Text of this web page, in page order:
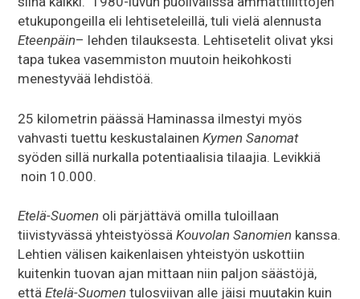
etukupongeilla eli lehtiseteleillä, tuli vielä alennusta
Eteenpäin– lehden tilauksesta. Lehtisetelit olivat yksi
tapa tukea vasemmiston muutoin heikohkosti
menestyvää lehdistöä.
25 kilometrin päässä Haminassa ilmestyi myös
vahvasti tuettu keskustalainenKymen Sanomat
syöden sillä nurkalla potentiaalisia tilaajia. Levikkiä
noin 10.000.
Etelä-Suomen oli pärjättävä omilla tuloillaan
tiivistyvässä yhteistyössäKouvolan Sanomien kanssa.
Lehtien välisen kaikenlaisen yhteistyön uskottiin
kuitenkin tuovan ajan mittaan niin paljon säästöjä,
ettäEtelä-Suomentulosviivan alle jäisi muutakin kuin